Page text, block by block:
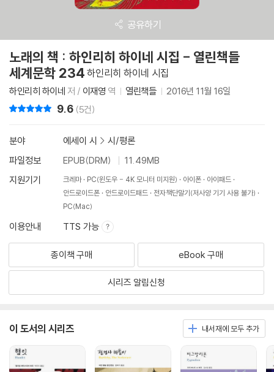
공유하기
노래의 책 : 하인리히 하이네 시집 - 열린책들
세계문학 234 하인리히 하이네 시집
하인리히 하이네 저 / 이재영 역 열린책들 2016년 11월 16일
9.6 (5건)
분야 에세이 시 > 시/평론
파일정보
EPUB(DRM)
11.49MB
지원기기
크레마 PC(윈도우 - 4K 모니터 미지원) 아이폰
아이패드
안드로이드폰
안드로이드패드
전자책단말기(저사양 기기 사용 불가)
PC(Mac)
이용안내 TTS 가능
종이책 구매 eBook 구매
시리즈 알림신청
이 도서의 시리즈 내서재에 모두 추가